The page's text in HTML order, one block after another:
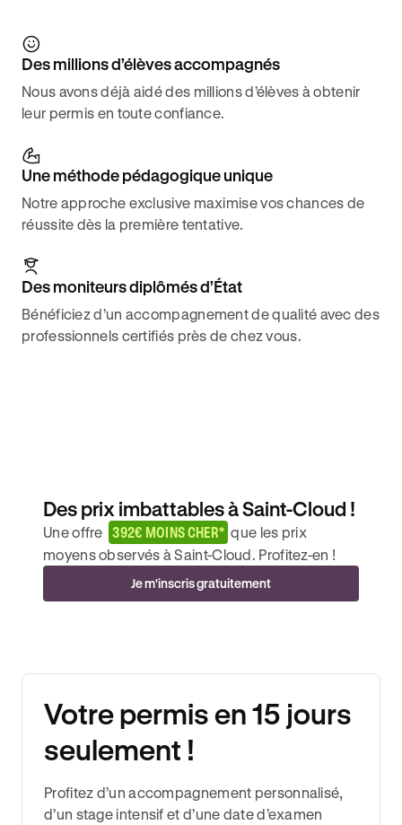
Des millions d’élèves accompagnés
Nous avons déjà aidé des millions d’élèves à obtenir
leur permis en toute confiance.
Une méthode pédagogique unique
Notre approche exclusive maximise vos chances de
réussite dès la première tentative.
Des moniteurs diplômés d’État
Bénéficiez d’un accompagnement de qualité avec des
professionnels certifiés près de chez vous.
Des prix imbattables à Saint-Cloud !
Une offre 392€ MOINS CHER* que les prix
moyens observés à Saint-Cloud. Profitez-en !
Je m'inscris gratuitement
Votre permis en 15 jours
seulement !
Profitez d’un accompagnement personnalisé,
d’un stage intensif et d’une date d’examen